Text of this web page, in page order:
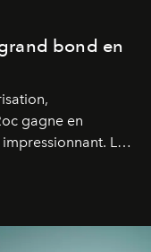
bond en
gagne en
Le
son SUV
le pari semble